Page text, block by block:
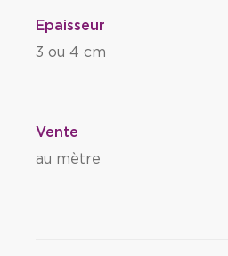
Epaisseur
3 ou 4 cm
Vente
au mètre